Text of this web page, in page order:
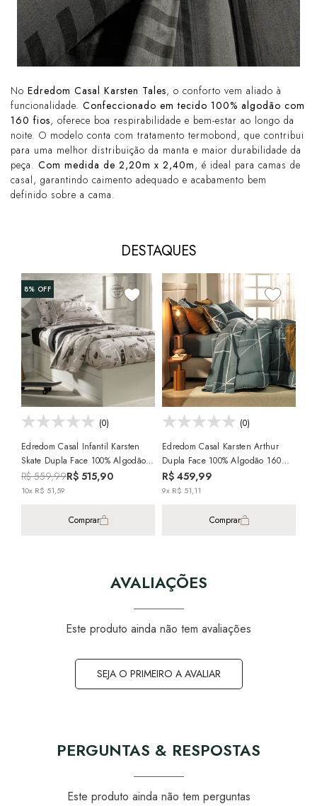
No Edredom Casal Karsten Tales, o conforto vem aliado à
funcionalidade. Confeccionado em tecido 100% algodão com
160 fios, oferece boa respirabilidade e bem-estar ao longo da
noite. O modelo conta com tratamento termobond, que contribui
para uma melhor distribuição da manta e maior durabilidade da
peça. Com medida de 2,20m x 2,40m, é ideal para camas de
casal, garantindo caimento adequado e acabamento bem
definido sobre a cama.
DESTAQUES
8% OFF
(0)
Edredom Casal Infantil Karsten
Skate Dupla Face 100% Algodão
Percal 200 Fios
R$ 559,99R$ 515,90
10x R$ 51,59
Comprar
(0)
Edredom Casal Karsten Arthur
Dupla Face 100% Algodão 160
Fios
R$ 459,99
9x R$ 51,11
Comprar
AVALIAÇÕES
Este produto ainda não tem avaliações
SEJA O PRIMEIRO A AVALIAR
PERGUNTAS & RESPOSTAS
Este produto ainda não tem perguntas